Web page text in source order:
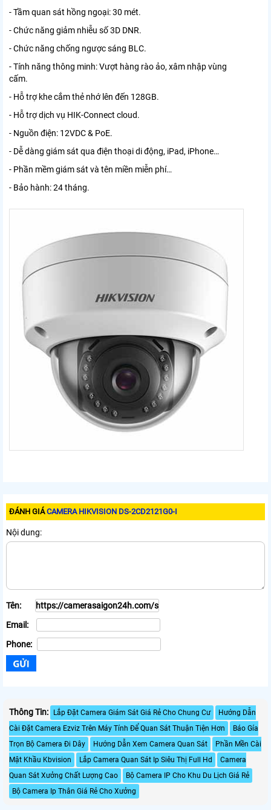
- Tầm quan sát hồng ngoại: 30 mét.
- Chức năng giảm nhiễu số 3D DNR.
- Chức năng chống ngược sáng BLC.
- Tính năng thông minh: Vượt hàng rào ảo, xâm nhập vùng
cấm.
- Hỗ trợ khe cắm thẻ nhớ lên đến 128GB.
- Hỗ trợ dịch vụ HIK-Connect cloud.
- Nguồn điện: 12VDC & PoE.
- Dễ dàng giám sát qua điện thoại di động, iPad, iPhone…
- Phần mềm giám sát và tên miền miễn phí…
- Bảo hành: 24 tháng.
ĐÁNH GIÁCAMERA HIKVISION DS-2CD2121G0-I
Nội dung:
Tên:
Email:
Phone:
Thông Tin: Lắp Đặt Camera Giám Sát Giá Rẻ Cho Chung Cư
Hướng Dẫn
Cài Đặt Camera Ezviz Trên Máy Tính Để Quan Sát Thuận Tiện Hơn
Báo Gía
Trọn Bộ Camera Đi Dây
Hướng Dẫn Xem Camera Quan Sát
Phần Mền Cài
Mật Khầu Kbvision
Lắp Camera Quan Sát Ip Siêu Thị Full Hd
Camera
Quan Sát Xưởng Chất Lượng Cao
Bộ Camera IP Cho Khu Du Lịch Giá Rẻ
Bộ Camera Ip Thân Giá Rẻ Cho Xưởng